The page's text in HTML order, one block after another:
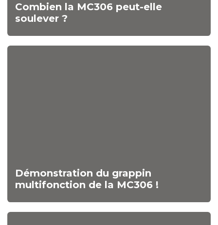
Combien la MC306 peut-elle
soulever ?
Démonstration du grappin
multifonction de la MC306 !